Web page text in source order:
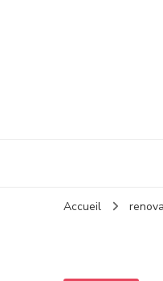
Accueil